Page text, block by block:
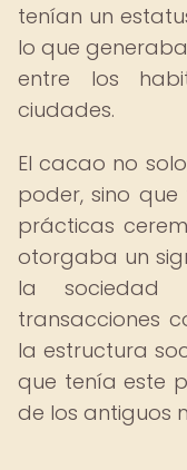
tenían un
lo que
entre los
ciudades.
El cacao no
poder, sino
prácticas
otorgaba un
la sociedad
transacciones
la estructura
que tenía este
de los antiguos